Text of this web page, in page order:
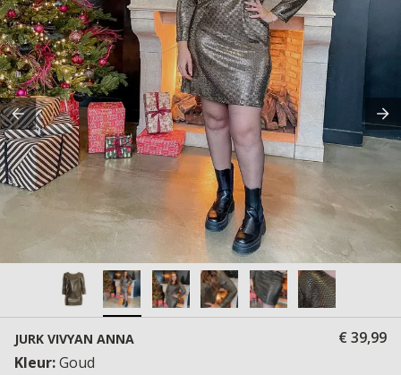
JURK VIVYAN ANNA
€ 39,99
Kleur:Goud